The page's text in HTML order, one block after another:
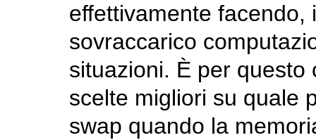
effettivamente
sovraccarico
situazioni. È per
scelte migliori su quale
swap quando la